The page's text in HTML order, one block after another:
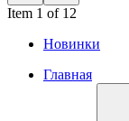
Item 1 of 12
Новинки
Главная